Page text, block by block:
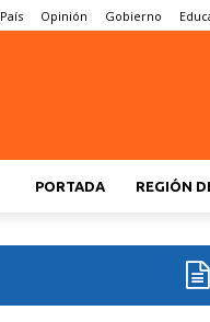
País Opinión Gobierno
PORTADA REGIÓN